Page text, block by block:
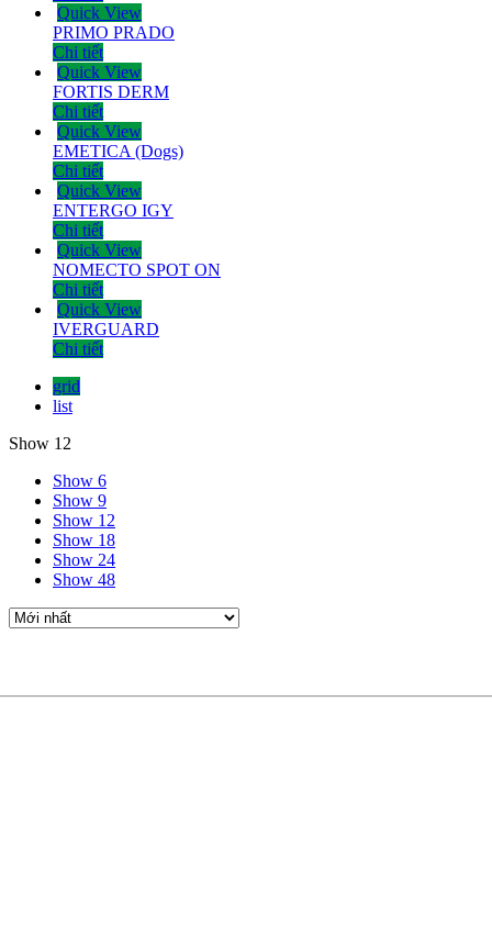
Quick View
PRIMO PRADO
Chi tiết
Quick View
FORTIS DERM
Chi tiết
Quick View
EMETICA (Dogs)
Chi tiết
Quick View
ENTERGO IGY
Chi tiết
Quick View
NOMECTO SPOT ON
Chi tiết
Quick View
IVERGUARD
Chi tiết
grid
list
Show 12
Show 6
Show 9
Show 12
Show 18
Show 24
Show 48